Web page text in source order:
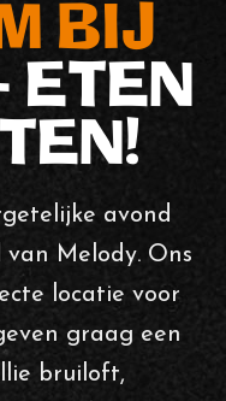
BIJ
ETEN
avond
Melody. Ons
locatie voor
graag een
bruiloft,